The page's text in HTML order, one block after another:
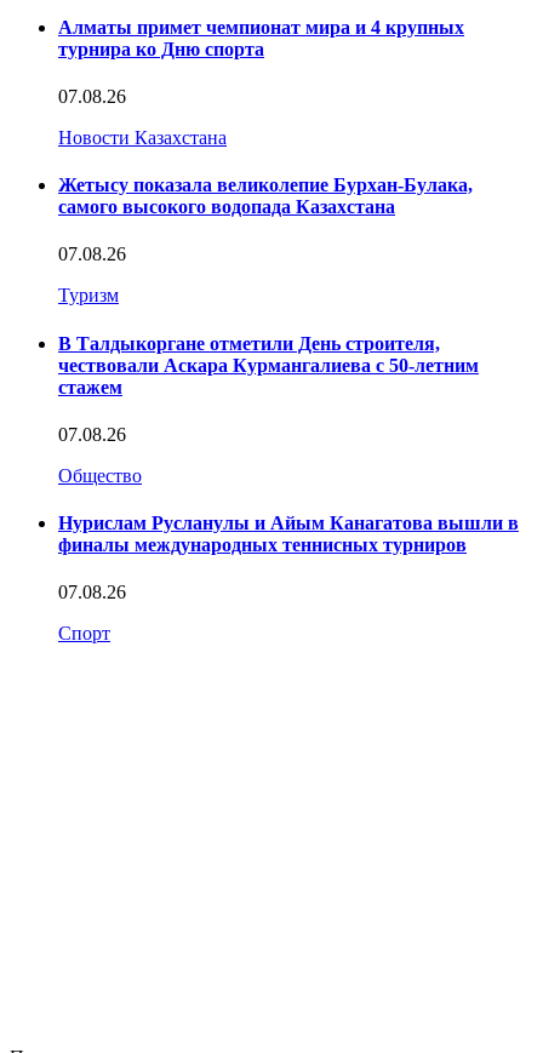
Алматы примет чемпионат мира и 4 крупных
турнира ко Дню спорта
07.08.26
Новости Казахстана
Жетысу показала великолепие Бурхан-Булака,
самого высокого водопада Казахстана
07.08.26
Туризм
В Талдыкоргане отметили День строителя,
чествовали Аскара Курмангалиева с 50-летним
стажем
07.08.26
Общество
Нурислам Русланулы и Айым Канагатова вышли в
финалы международных теннисных турниров
07.08.26
Спорт